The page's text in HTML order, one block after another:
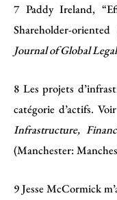
7 Paddy Ireland,
Shareholder-
Journal of Global
8 Les projets
catégorie d’actifs.
Infrastructure,
(Manchester:
9Jesse McCormick